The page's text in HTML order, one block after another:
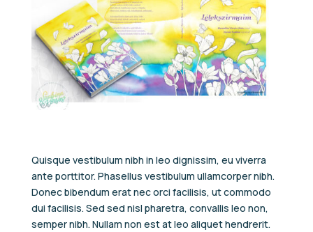
Quisque vestibulum nibh in leo dignissim, eu viverra
ante porttitor. Phasellus vestibulum ullamcorper nibh.
Donec bibendum erat nec orci facilisis, ut commodo
dui facilisis. Sed sed nisl pharetra, convallis leo non,
semper nibh. Nullam non est at leo aliquet hendrerit.